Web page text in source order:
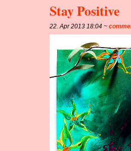
Stay Positive
22. Apr 2013 18:04 ~